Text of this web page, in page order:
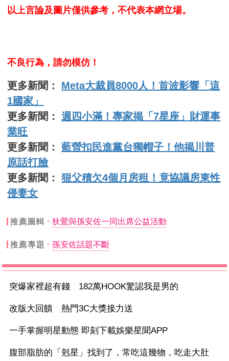
以上言論及圖片僅供參考，不代表本網立場。
不良行為，請勿模仿！
更多新聞： Meta大裁員8000人！首波影響「這
1國家」
更多新聞：週四小滿！專家揭「7星座」財運事
業旺
更多新聞：藍營扣民進黨台獨帽子！他揭川普
原話打臉
更多新聞：狠父積欠4個月房租！竟協議房東性
侵妻女
推薦圖輯 狄鶯與孫安佐一同出席公益活動
推薦專題 孫安佐話題不斷
突爆家裡超有錢 182萬HOOK驚認我是男的
改版大回饋 熱門3C大獎接力送
一手掌握明星動態 即刻下載娛樂星聞APP
腹部脂肪的「剋星」找到了，常吃這幾物，吃走大肚